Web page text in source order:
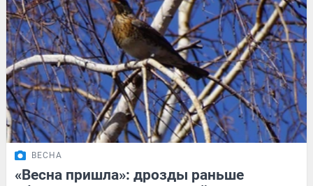
ВЕСНА
«Весна пришла»: дрозды раньше